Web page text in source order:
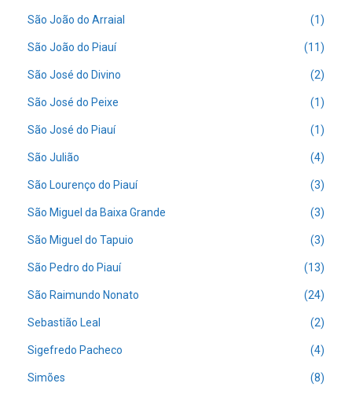
São João do Arraial (1)
São João do Piauí (11)
São José do Divino (2)
São José do Peixe (1)
São José do Piauí (1)
São Julião (4)
São Lourenço do Piauí (3)
São Miguel da Baixa Grande (3)
São Miguel do Tapuio (3)
São Pedro do Piauí (13)
São Raimundo Nonato (24)
Sebastião Leal (2)
Sigefredo Pacheco (4)
Simões (8)